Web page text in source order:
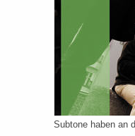
Subtone haben an